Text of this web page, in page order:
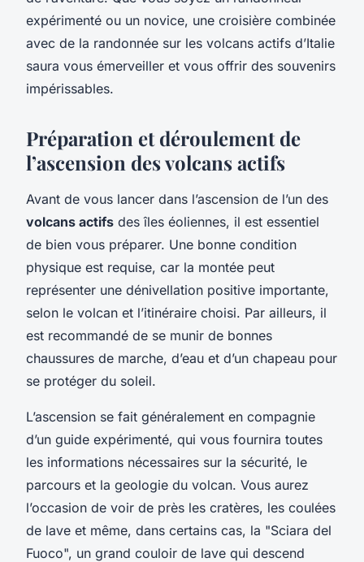
expérimenté ou un novice, une croisière combinée
avec de la randonnée sur les volcans actifs d’Italie
saura vous émerveiller et vous offrir des souvenirs
impérissables.
Préparation et déroulement de
l’ascension des volcans actifs
Avant de vous lancer dans l’ascension de l’un des
volcans actifs des îles éoliennes, il est essentiel
de bien vous préparer. Une bonne condition
physique est requise, car la montée peut
représenter une dénivellation positive importante,
selon le volcan et l’itinéraire choisi. Par ailleurs, il
est recommandé de se munir de bonnes
chaussures de marche, d’eau et d’un chapeau pour
se protéger du soleil.
L’ascension se fait généralement en compagnie
d’un guide expérimenté, qui vous fournira toutes
les informations nécessaires sur la sécurité, le
parcours et la geologie du volcan. Vous aurez
l’occasion de voir de près les cratères, les coulées
de lave et même, dans certains cas, la "Sciara del
Fuoco", un grand couloir de lave qui descend